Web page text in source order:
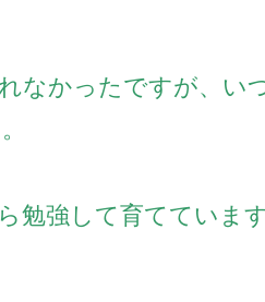
なかったですが、 い
勉強して育てています